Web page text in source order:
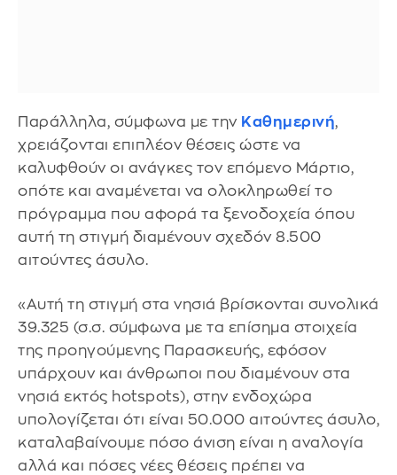
Παράλληλα, σύμφωνα με την Καθημερινή,
χρειάζονται επιπλέον θέσεις ώστε να
καλυφθούν οι ανάγκες τον επόμενο Μάρτιο,
οπότε και αναμένεται να ολοκληρωθεί το
πρόγραμμα που αφορά τα ξενοδοχεία όπου
αυτή τη στιγμή διαμένουν σχεδόν 8.500
αιτούντες άσυλο.
«Αυτή τη στιγμή στα νησιά βρίσκονται συνολικά
39.325 (σ.σ. σύμφωνα με τα επίσημα στοιχεία
της προηγούμενης Παρασκευής, εφόσον
υπάρχουν και άνθρωποι που διαμένουν στα
νησιά εκτός hotspots), στην ενδοχώρα
υπολογίζεται ότι είναι 50.000 αιτούντες άσυλο,
καταλαβαίνουμε πόσο άνιση είναι η αναλογία
αλλά και πόσες νέες θέσεις πρέπει να